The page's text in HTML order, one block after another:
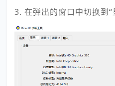
3. 在弹出的窗口中切换到“